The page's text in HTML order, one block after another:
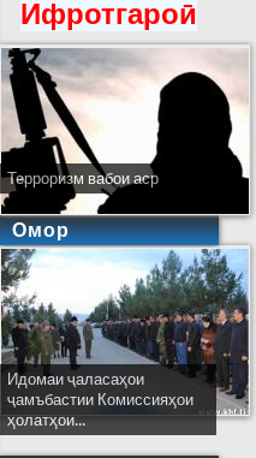
Ифротгароӣ
Терроризм вабои аср
Омор
Идомаи ҷаласаҳои
ҷамъбастии Комиссияҳои
ҳолатҳои...